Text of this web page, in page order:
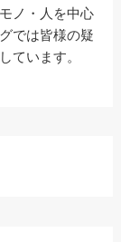
ノ・人を中心
では皆様の疑
ています。